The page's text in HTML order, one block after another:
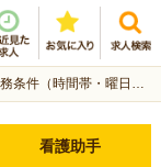
件（時間帯・曜日・日数）ご相談に応じられます。
看護助手